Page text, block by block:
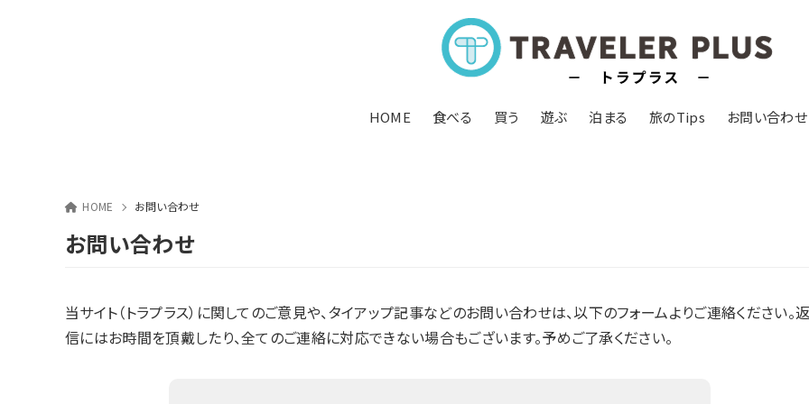
HOME 食べる 買う 遊ぶ 泊まる 旅のTips お問い合わせ
HOME お問い合わせ
お問い合わせ
当サイト（トラプラス）に関してのご意見や、タイアップ記事などのお問い合わせは、以下のフォームよりご連絡ください。
信にはお時間を頂戴したり、全てのご連絡に対応できない場合もございます。予めご了承ください。